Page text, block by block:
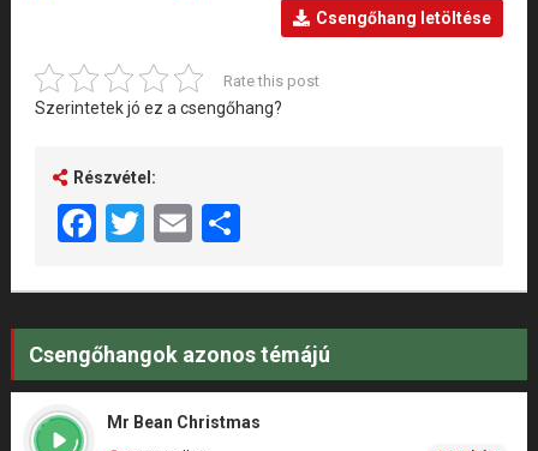
Csengőhang letöltése
Rate this post
Szerintetek jó ez a csengőhang?
Részvétel:
Facebook
Twitter
EmailShare
Csengőhangok azonos témájú
Mr Bean Christmas